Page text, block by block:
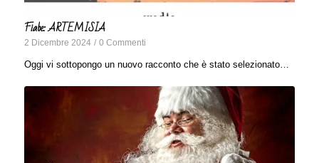
Fiabe: ARTEMISIA
2 Dicembre 2024 / 0 Commenti
Oggi vi sottopongo un nuovo racconto che è stato selezionato…